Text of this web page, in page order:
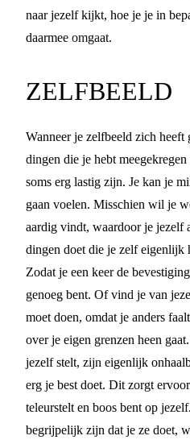
naar jezelf kijkt, hoe je je in
daarmee omgaat.
ZELFBEELD
Wanneer je zelfbeeld zich heeft
dingen die je hebt
soms erg lastig zijn. Je kan je
gaan voelen. Misschien wil je
aardig vindt, waardoor je jezelf
dingen doet die je zelf eigenlijk
Zodat je een keer de
genoeg bent. Of vind je van
moet doen, omdat je anders
over je eigen grenzen heen
jezelf stelt, zijn eigenlijk
erg je best doet. Dit zorgt
teleurstelt en boos bent op
begrijpelijk zijn dat je ze doet,